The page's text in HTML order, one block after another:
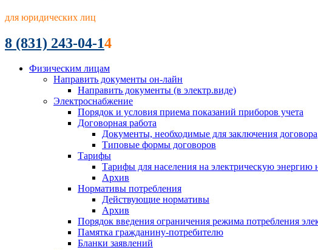
для юридических лиц
8 (831) 243-04-14
Физическим лицам
Направить документы он-лайн
Направить документы (в электр.виде)
Электроснабжение
Порядок и условия приема показаний приборов учета
Договорная работа
Документы, необходимые для заключения договора
Типовые формы договоров
Тарифы
Тарифы для населения на электрическую энергию
Архив
Нормативы потребления
Действующие нормативы
Архив
Порядок введения ограничения режима потребления
Памятка гражданину-потребителю
Бланки заявлений